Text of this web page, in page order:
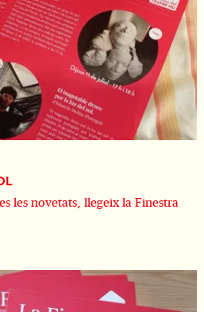
les novetats, llegeix la Finestra